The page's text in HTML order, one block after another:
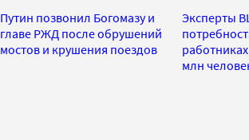
Путин позвонил Богомазу и
главе РЖД после обрушений
мостов и крушения поездов
Эксперты
млн